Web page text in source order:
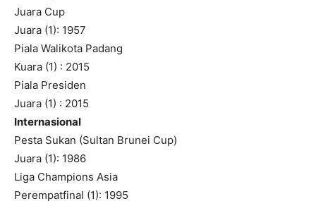
Juara Cup
Juara (1): 1957
Piala Walikota Padang
Kuara (1) : 2015
Piala Presiden
Juara (1) : 2015
Internasional
Pesta Sukan (Sultan Brunei Cup)
Juara (1): 1986
Liga Champions Asia
Perempatfinal (1): 1995